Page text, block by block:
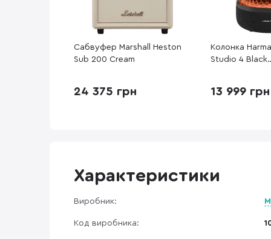
Сабвуфер Marshall Heston
Sub 200 Cream
24 375 грн
Колонка
Studio 4 Black
13 999 грн
Характеристики
Виробник:
Код виробника: